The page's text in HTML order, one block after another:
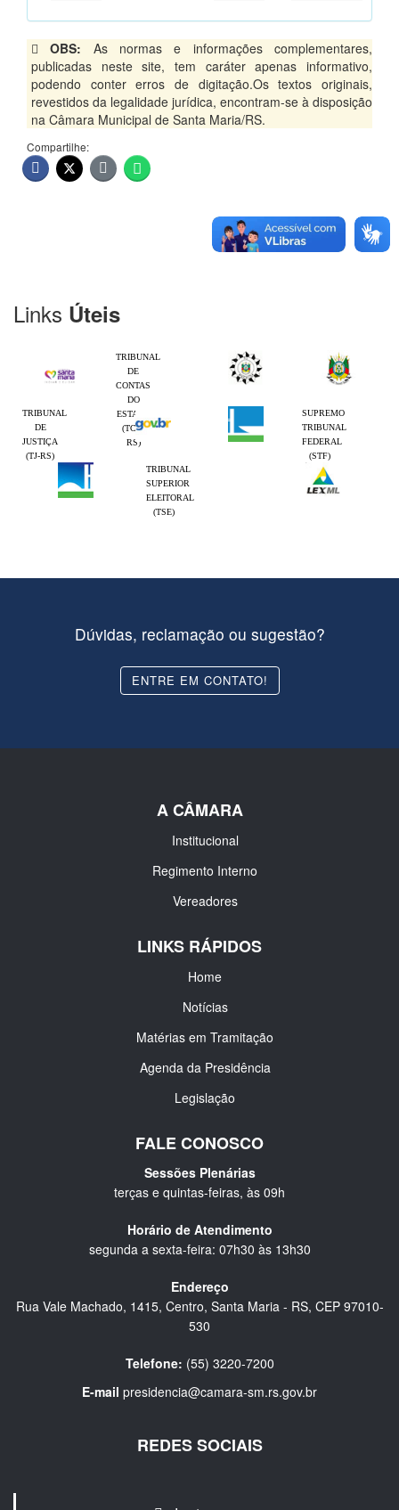
OBS: As normas e informações complementares,
publicadas neste site, tem caráter apenas informativo,
podendo conter erros de digitação.Os textos originais,
revestidos da legalidade jurídica, encontram-se à disposição
na Câmara Municipal de Santa Maria/RS.
Compartilhe:
Links Úteis
TRIBUNAL
DE
CONTAS
DO
ESTADO
(TCE-
RS)
TRIBUNAL
DE
JUSTIÇA
(TJ-RS)
SUPREMO
TRIBUNAL
FEDERAL
(STF)
TRIBUNAL
SUPERIOR
ELEITORAL
(TSE)
Dúvidas, reclamação ou sugestão?
ENTRE EM CONTATO!
A CÂMARA
Institucional
Regimento Interno
Vereadores
LINKS RÁPIDOS
Home
Notícias
Matérias em Tramitação
Agenda da Presidência
Legislação
FALE CONOSCO
Sessões Plenárias
terças e quintas-feiras, às 09h
Horário de Atendimento
segunda a sexta-feira: 07h30 às 13h30
Endereço
Rua Vale Machado, 1415, Centro, Santa Maria - RS, CEP 97010-
530
Telefone: (55) 3220-7200
E-mail presidencia@camara-sm.rs.gov.br
REDES SOCIAIS